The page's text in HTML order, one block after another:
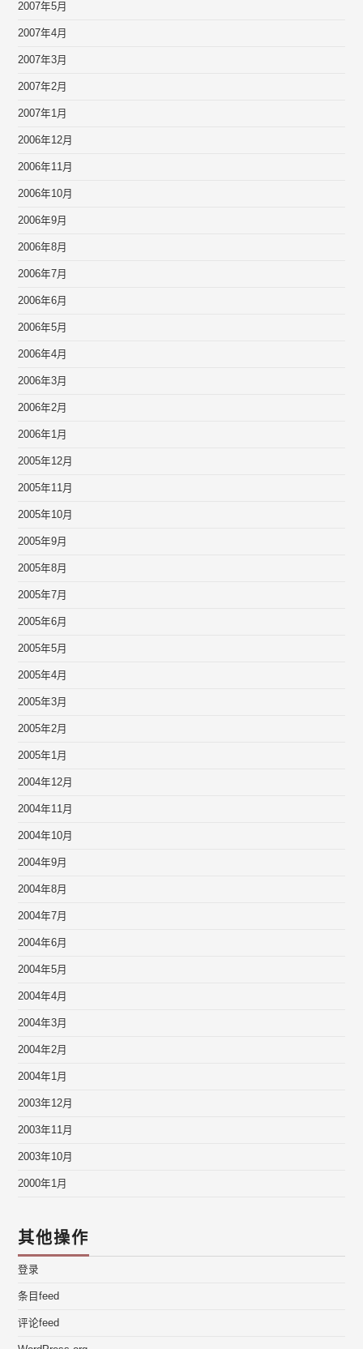
2007年5月
2007年4月
2007年3月
2007年2月
2007年1月
2006年12月
2006年11月
2006年10月
2006年9月
2006年8月
2006年7月
2006年6月
2006年5月
2006年4月
2006年3月
2006年2月
2006年1月
2005年12月
2005年11月
2005年10月
2005年9月
2005年8月
2005年7月
2005年6月
2005年5月
2005年4月
2005年3月
2005年2月
2005年1月
2004年12月
2004年11月
2004年10月
2004年9月
2004年8月
2004年7月
2004年6月
2004年5月
2004年4月
2004年3月
2004年2月
2004年1月
2003年12月
2003年11月
2003年10月
2000年1月
其他操作
登录
条目feed
评论feed